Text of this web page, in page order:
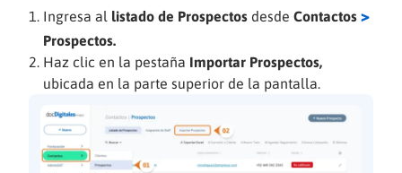
Ingresa al listado de Prospectos desde Contactos >
Prospectos.
Haz clic en la pestaña Importar Prospectos,
ubicada en la parte superior de la pantalla.